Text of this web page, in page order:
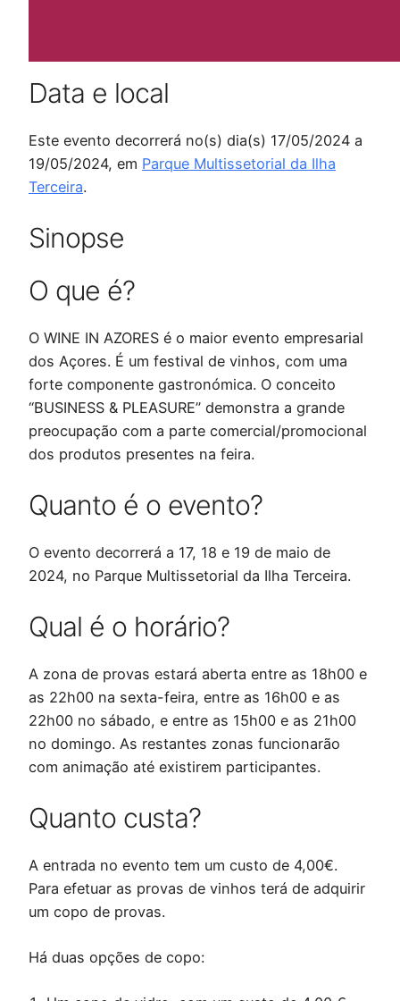
Data e local
Este evento decorrerá no(s) dia(s) 17/05/2024 a
19/05/2024, em Parque Multissetorial da Ilha
Terceira.
Sinopse
O que é?
O WINE IN AZORES é o maior evento empresarial
dos Açores. É um festival de vinhos, com uma
forte componente gastronómica. O conceito
“BUSINESS & PLEASURE” demonstra a grande
preocupação com a parte comercial/promocional
dos produtos presentes na feira.
Quanto é o evento?
O evento decorrerá a 17, 18 e 19 de maio de
2024, no Parque Multissetorial da Ilha Terceira.
Qual é o horário?
A zona de provas estará aberta entre as 18h00 e
as 22h00 na sexta-feira, entre as 16h00 e as
22h00 no sábado, e entre as 15h00 e as 21h00
no domingo. As restantes zonas funcionarão
com animação até existirem participantes.
Quanto custa?
A entrada no evento tem um custo de 4,00€.
Para efetuar as provas de vinhos terá de adquirir
um copo de provas.
Há duas opções de copo: